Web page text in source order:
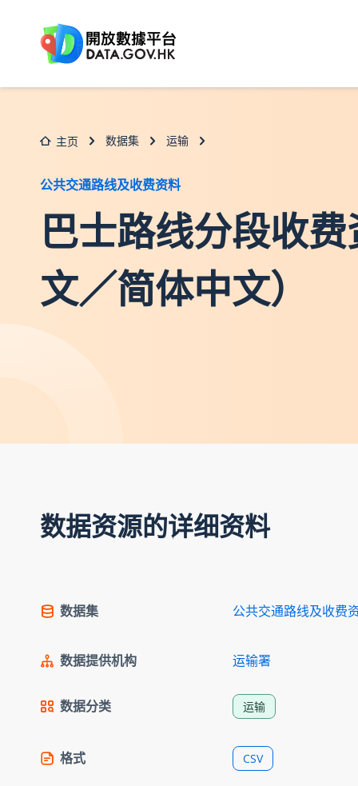
主页 数据集 运输
公共交通路线及收费资料
巴士路线分段收
文／简体中文）
数据资源的详细资料
数据集 公共交通路线及收费
数据提供机构 运输署
数据分类 运输
格式 CSV